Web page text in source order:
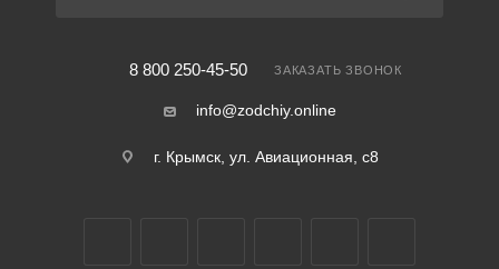
8 800 250-45-50 ЗАКАЗАТЬ ЗВОНОК
info@zodchiy.online
г. Крымск, ул. Авиационная, с8